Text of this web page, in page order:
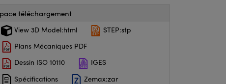
téléchargement
View 3D Model:html
STEP:stp
Plans Mécaniques PDF
Dessin ISO 10110
IGES
Spécifications
Zemax:zar